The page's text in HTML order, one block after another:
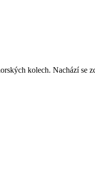
kolech. Nachází se